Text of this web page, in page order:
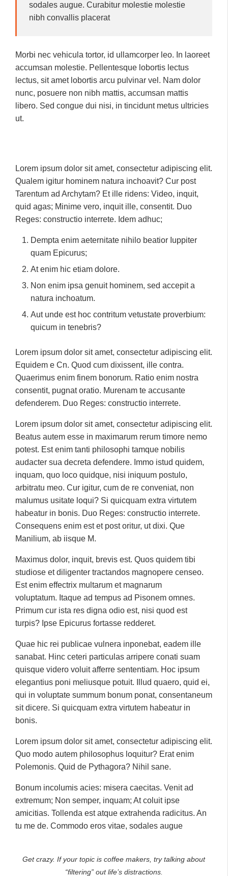
sodales augue. Curabitur molestie molestie
nibh convallis placerat
Morbi nec vehicula tortor, id ullamcorper leo. In laoreet
accumsan molestie. Pellentesque lobortis lectus
lectus, sit amet lobortis arcu pulvinar vel. Nam dolor
nunc, posuere non nibh mattis, accumsan mattis
libero. Sed congue dui nisi, in tincidunt metus ultricies
ut.
Lorem ipsum dolor sit amet, consectetur adipiscing elit.
Qualem igitur hominem natura inchoavit? Cur post
Tarentum ad Archytam? Et ille ridens: Video, inquit,
quid agas; Minime vero, inquit ille, consentit. Duo
Reges: constructio interrete. Idem adhuc;
Dempta enim aeternitate nihilo beatior Iuppiter
quam Epicurus;
At enim hic etiam dolore.
Non enim ipsa genuit hominem, sed accepit a
natura inchoatum.
Aut unde est hoc contritum vetustate proverbium:
quicum in tenebris?
Lorem ipsum dolor sit amet, consectetur adipiscing elit.
Equidem e Cn. Quod cum dixissent, ille contra.
Quaerimus enim finem bonorum. Ratio enim nostra
consentit, pugnat oratio. Murenam te accusante
defenderem. Duo Reges: constructio interrete.
Lorem ipsum dolor sit amet, consectetur adipiscing elit.
Beatus autem esse in maximarum rerum timore nemo
potest. Est enim tanti philosophi tamque nobilis
audacter sua decreta defendere. Immo istud quidem,
inquam, quo loco quidque, nisi iniquum postulo,
arbitratu meo. Cur igitur, cum de re conveniat, non
malumus usitate loqui? Si quicquam extra virtutem
habeatur in bonis. Duo Reges: constructio interrete.
Consequens enim est et post oritur, ut dixi. Que
Manilium, ab iisque M.
Maximus dolor, inquit, brevis est. Quos quidem tibi
studiose et diligenter tractandos magnopere censeo.
Est enim effectrix multarum et magnarum
voluptatum. Itaque ad tempus ad Pisonem omnes.
Primum cur ista res digna odio est, nisi quod est
turpis? Ipse Epicurus fortasse redderet.
Quae hic rei publicae vulnera inponebat, eadem ille
sanabat. Hinc ceteri particulas arripere conati suam
quisque videro voluit afferre sententiam. Hoc ipsum
elegantius poni meliusque potuit. Illud quaero, quid ei,
qui in voluptate summum bonum ponat, consentaneum
sit dicere. Si quicquam extra virtutem habeatur in
bonis.
Lorem ipsum dolor sit amet, consectetur adipiscing elit.
Quo modo autem philosophus loquitur? Erat enim
Polemonis. Quid de Pythagora? Nihil sane.
Bonum incolumis acies: misera caecitas. Venit ad
extremum; Non semper, inquam; At coluit ipse
amicitias. Tollenda est atque extrahenda radicitus. An
tu me de. Commodo eros vitae, sodales augue
Get crazy. If your topic is coffee makers, try talking about
“filtering” out life’s distractions.